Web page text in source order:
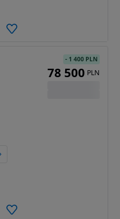
- 1 400 PLN
78 500 PLN